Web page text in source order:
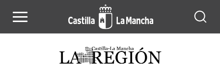
Actualidad de la región de Castilla-